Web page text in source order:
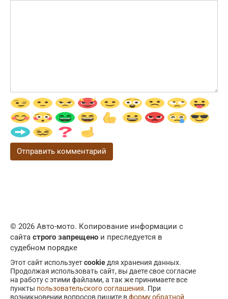
© 2026 Авто-мото. Копирование информации с
сайта строго запрещено и преследуется в
судебном порядке
Этот сайт используетcookie для хранения данных.
Продолжая использовать сайт, вы даете свое согласие
на работу с этими файлами, а так же принимаете все
пункты пользовательского соглашения. При
возникновении вопросов пишите вформу обратной